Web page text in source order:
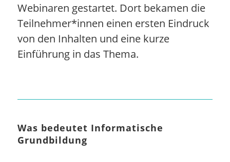
Webinaren gestartet. Dort bekamen die
Teilnehmer*innen einen ersten Eindruck
von den Inhalten und eine kurze
Einführung in das Thema.
Was bedeutet Informatische
Grundbildung